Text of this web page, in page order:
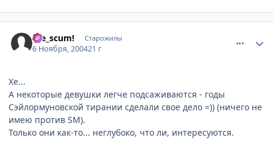
Die_scum! Старожилы
6 Ноября, 200421 г
Хе...
А некоторые девушки легче подсаживаются - годы
Сэйлормуновской тирании сделали свое дело =)) (ничего не
имею против SM).
Только они как-то... неглубоко, что ли, интересуются.